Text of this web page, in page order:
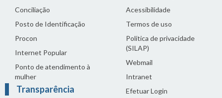
Conciliação
Posto de Identificação
Procon
Internet Popular
Ponto de atendimento à
mulher
Transparência
Acessibilidade
Termos de uso
Política de privacidade
(SILAP)
Webmail
Intranet
Efetuar Login